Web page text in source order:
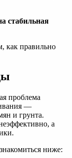
стабильная
как правильно
проблема
—
и грунта.
а
ниже: